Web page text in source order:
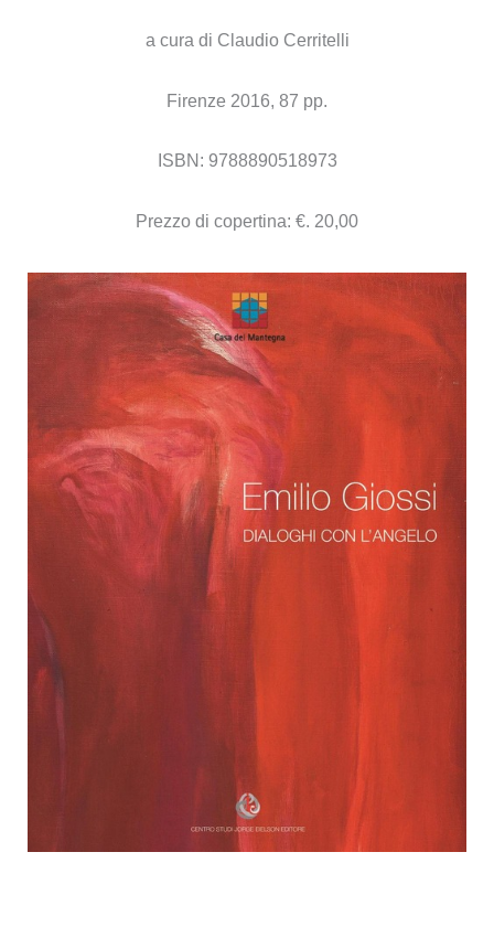
a cura di Claudio Cerritelli
Firenze 2016, 87 pp.
ISBN: 9788890518973
Prezzo di copertina: €. 20,00